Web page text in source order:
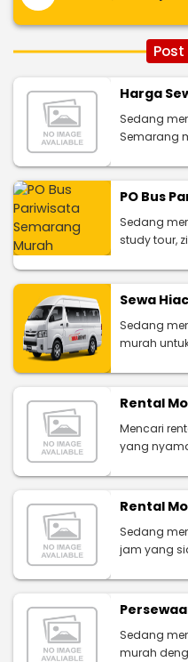
Harga
Sedang
Semarang
PO Bus
Sedang
study tour,
Sewa
Sedang
murah
Rental
Mencari
yang
Rental
Sedang
jam yang
Sedang
murah